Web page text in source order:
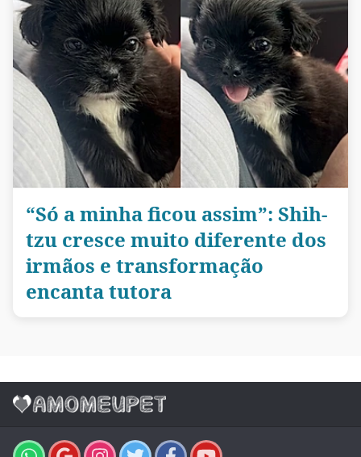
“Só a minha ficou assim”: Shih-
tzu cresce muito diferente dos
irmãos e transformação
encanta tutora